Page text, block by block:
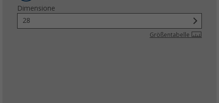
Dimensione
28
Größentabelle